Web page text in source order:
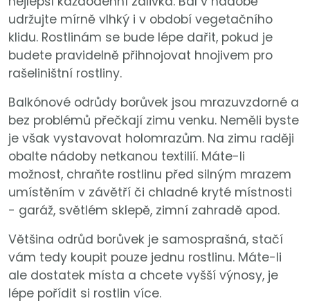
udržujte mírně vlhký i v období vegetačního
klidu. Rostlinám se bude lépe dařit, pokud je
budete pravidelně přihnojovat hnojivem pro
rašeliništní rostliny.
Balkónové odrůdy borůvek jsou mrazuvzdorné a
bez problémů přečkají zimu venku. Neměli byste
je však vystavovat holomrazům. Na zimu raději
obalte nádoby netkanou textilií. Máte-li
možnost, chraňte rostlinu před silným mrazem
umístěním v závětří či chladné kryté místnosti
- garáž, světlém sklepě, zimní zahradě apod.
Většina odrůd borůvek je samosprašná, stačí
vám tedy koupit pouze jednu rostlinu. Máte-li
ale dostatek místa a chcete vyšší výnosy, je
lépe pořídit si rostlin více.